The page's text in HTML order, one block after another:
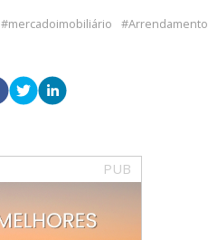
mercadoimobiliário Arrendamento
PUB